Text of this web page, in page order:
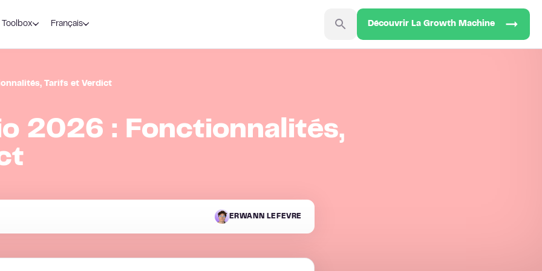
Toolbox Français Découvrir La Growth Machine
Tarifs et Verdict
2026 : Fonctionnalités,
ERWANN LEFEVRE